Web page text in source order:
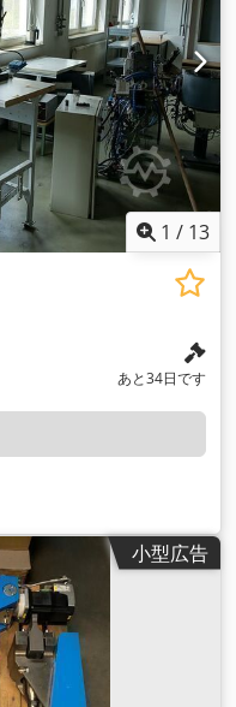
1 / 13
あと34日です
小型広告